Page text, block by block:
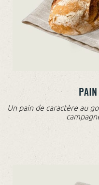
Un pain de caractère au